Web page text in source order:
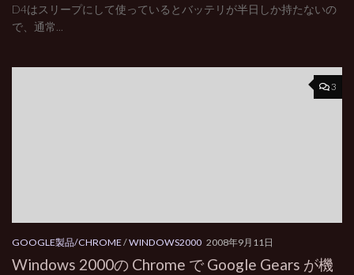
D4はスリープにして使っているとバッテリが半日しか持たないの
で、通常...
3
GOOGLE製品/CHROME/WINDOWS2000 2008年9月11日
Windows 2000の Chrome で Google Gears が機